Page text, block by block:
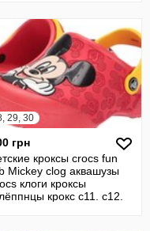
29, 30
грн
кроксы crocs fun
Mickey clog аквашузы
клоги кроксы
крокс c11. c12.